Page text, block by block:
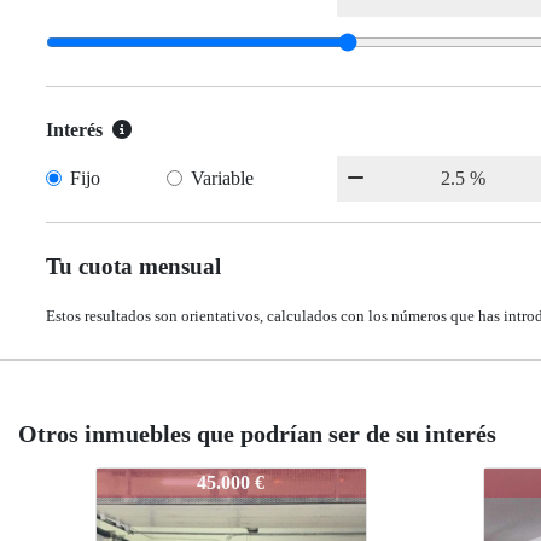
Interés
Fijo Variable
Tu cuota mensual
Estos resultados son orientativos, calculados con los números que has
Otros inmuebles que podrían ser de su interés
3805-COLON-001
48.000 €
3805-COLON-001
48.000 €